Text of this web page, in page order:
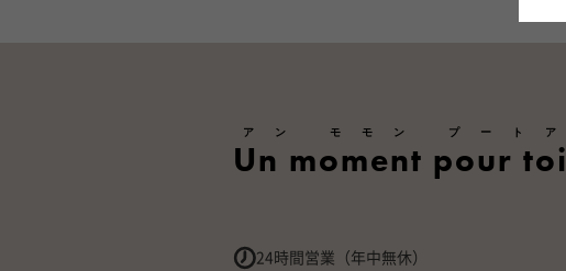
Un moment pour toi
アン モモン プートア
24時間営業（年中無休）